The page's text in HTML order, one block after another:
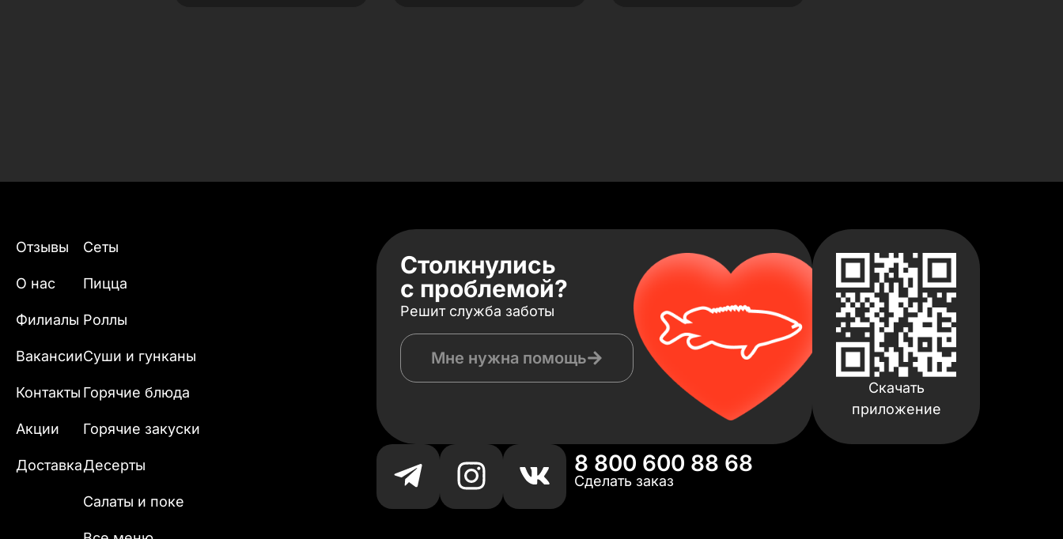
Отзывы
О нас
Филиалы
Вакансии
Контакты
Акции
Доставка
Сеты
Пицца
Роллы
Суши и гунканы
Горячие блюда
Горячие закуски
Десерты
Салаты и поке
Столкнулись
с проблемой?
Решит служба заботы
Мне нужна помощь
Скачать
приложение
8 800 600 88 68
Сделать заказ